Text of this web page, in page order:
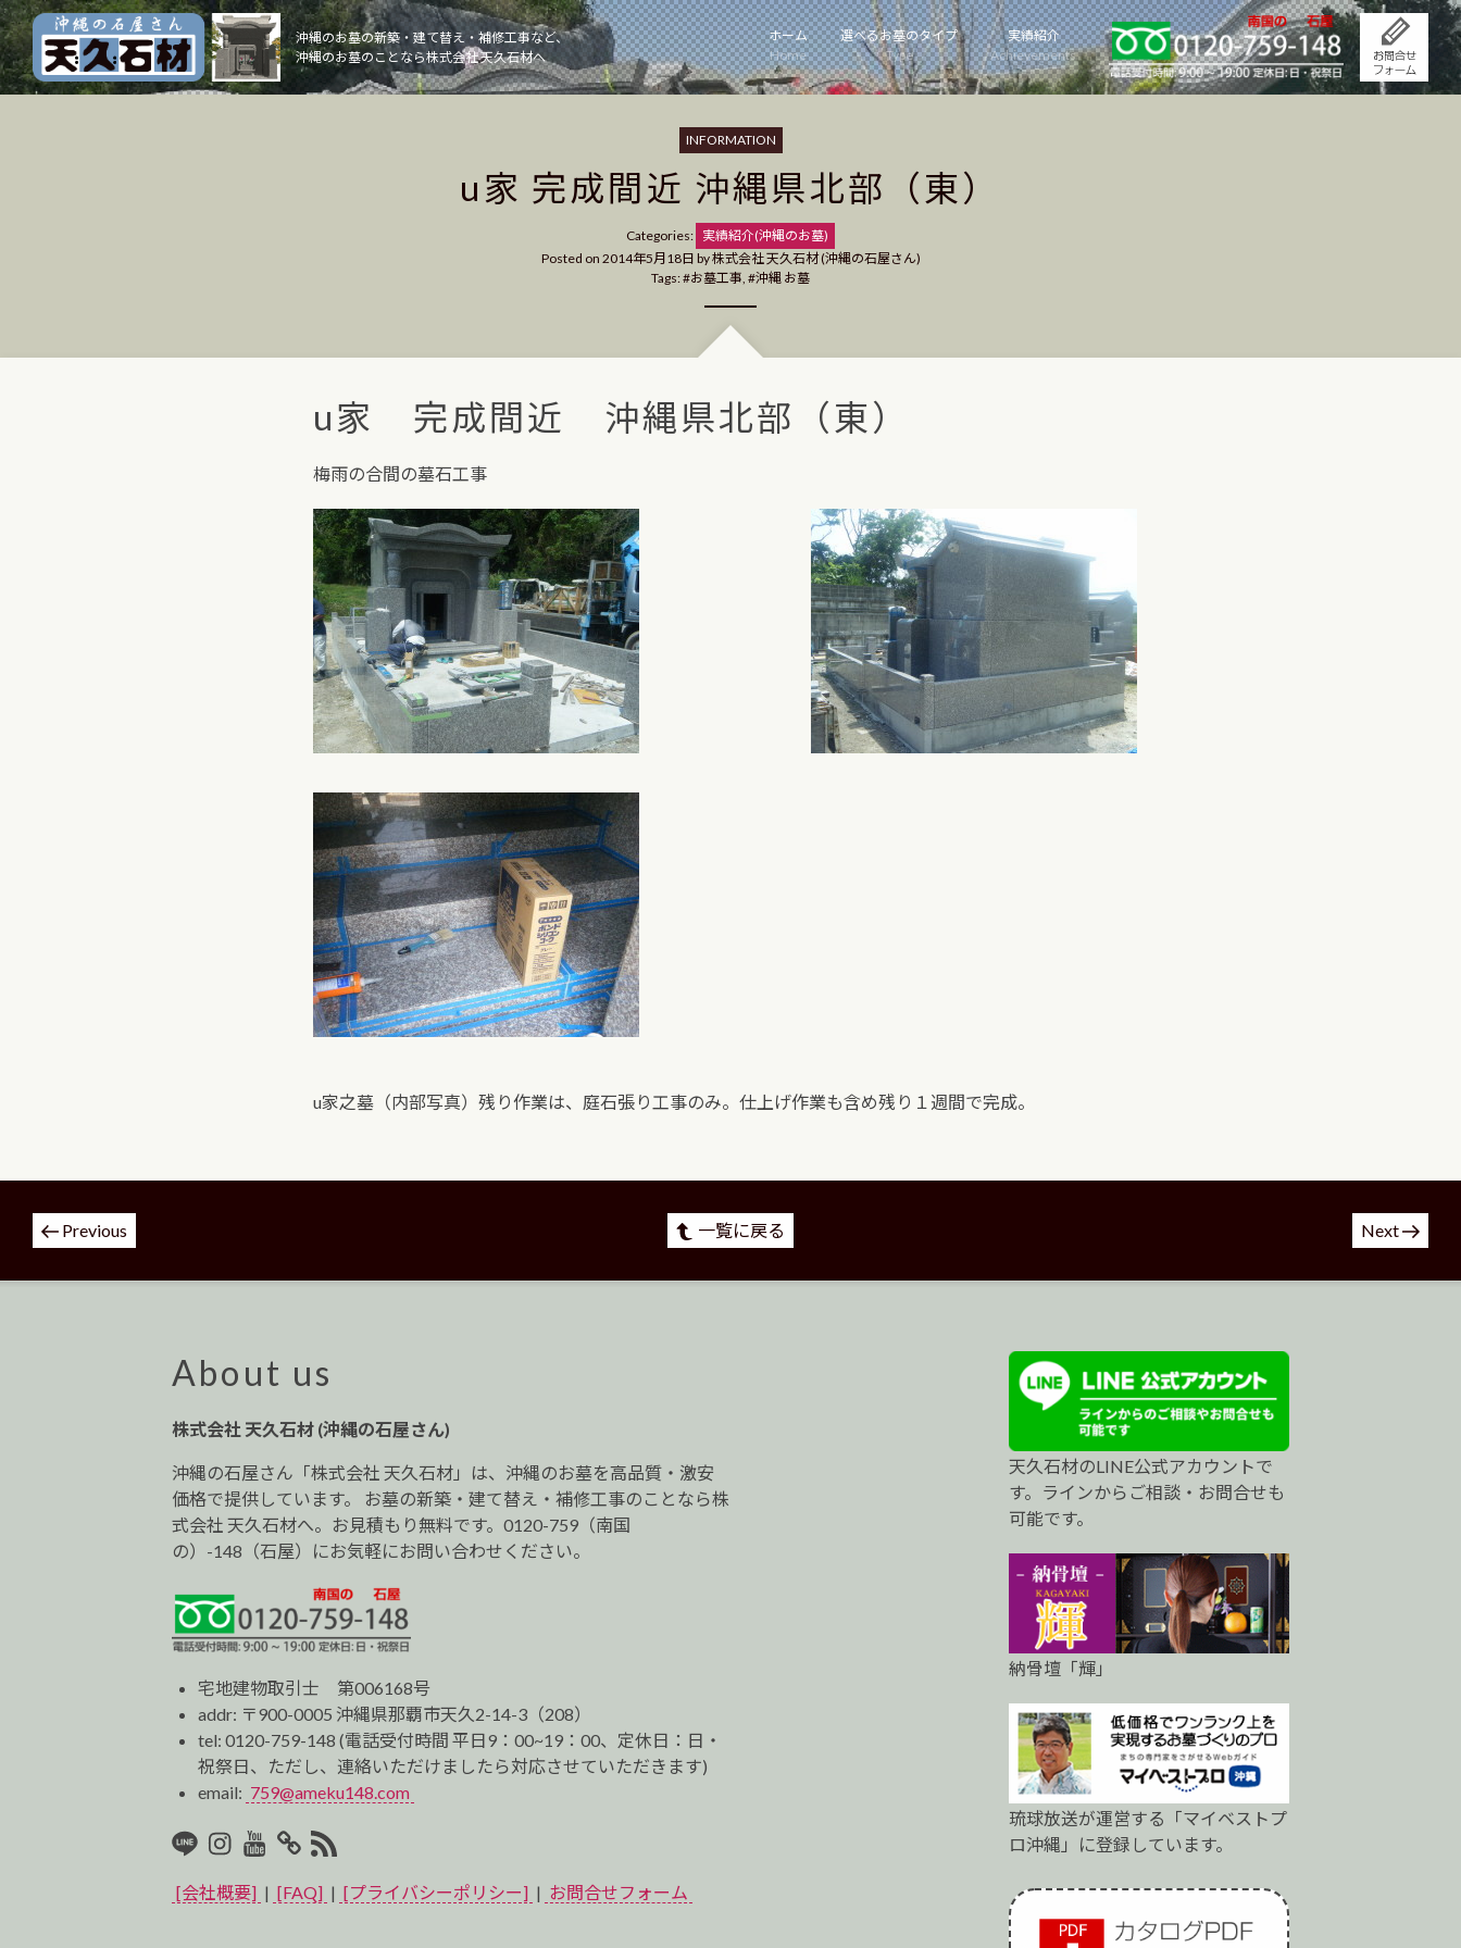
Skip
to
content
沖縄のお墓の新築・建て替え・補修工事など、
沖縄のお墓のことなら株式会社 天久石材へ
ホーム
Home
選べるお墓のタイプ
Type
実績紹介
Achievements
INFORMATION
u家 完成間近 沖縄県北部（東）
Categories: Categories
実績紹介(沖縄のお墓)
Posted on 2014年5月18日 by株式会社 天久石材 (沖縄の石屋さん)
Tags:
お墓工事, 沖縄 お墓
u家 完成間近 沖縄県北部（東）
梅雨の合間の墓石工事
u家之墓（内部写真）残り作業は、庭石張り工事のみ。仕上げ作業も含め残り１週間で完成。
投
稿
ナ
Previous 一覧に戻る Next
About us
株式会社 天久石材 (沖縄の石屋さん)
沖縄の石屋さん「株式会社 天久石材」は、沖縄のお墓を高品質・激安
価格で提供しています。 お墓の新築・建て替え・補修工事のことなら株
式会社 天久石材へ。お見積もり無料です。0120-759（南国
の）-148（石屋）にお気軽にお問い合わせください。
宅地建物取引士 第006168号
addr: 〒900-0005 沖縄県那覇市天久2-14-3（208）
tel:0120-759-148 (電話受付時間 平日9：00~19：00、定休日：日・
祝祭日、ただし、連絡いただけましたら対応させていただきます)
email: 759@ameku148.com
LINEInstagram
Youtube
マ
イ
RSS2
[会社概要] | [FAQ] | [プライバシーポリシー] | お問合せフォーム
天久石材のLINE公式アカウントで
す。ラインからご相談・お問合せも
可能です。
納骨壇「輝」
琉球放送が運営する「マイベストプ
ロ沖縄」に登録しています。